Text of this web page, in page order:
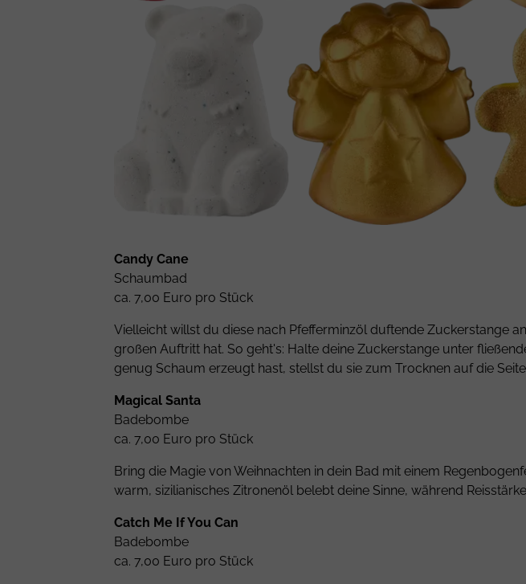
Candy Cane
Schaumbad
ca. 7,00 Euro pro Stück
Vielleicht willst du diese nach Pfefferminzöl duftende Zuckerstange
großen Auftritt hat. So geht's: Halte deine Zuckerstange unter
genug Schaum erzeugt hast, stellst du sie zum Trocknen auf die
Magical Santa
Badebombe
ca. 7,00 Euro pro Stück
Bring die Magie von Weihnachten in dein Bad mit einem
warm, sizilianisches Zitronenöl belebt deine Sinne, während
Catch Me If You Can
Badebombe
ca. 7,00 Euro pro Stück